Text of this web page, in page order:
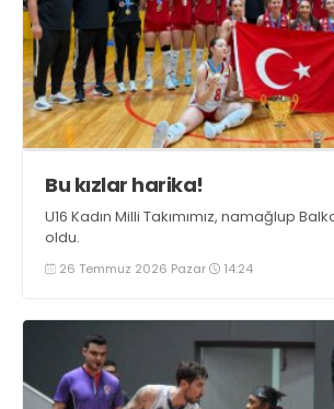
Bu kızlar harika!
U16 Kadın Milli Takımımız, namağlup
oldu.
26 Temmuz 2026 Pazar 14:24